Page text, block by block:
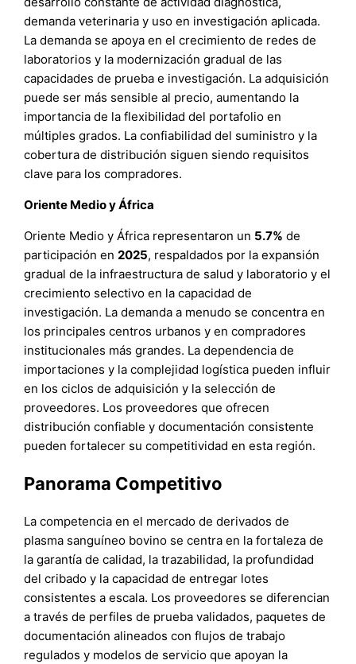
demanda veterinaria y uso en investigación aplicada.
La demanda se apoya en el crecimiento de redes de
laboratorios y la modernización gradual de las
capacidades de prueba e investigación. La adquisición
puede ser más sensible al precio, aumentando la
importancia de la flexibilidad del portafolio en
múltiples grados. La confiabilidad del suministro y la
cobertura de distribución siguen siendo requisitos
clave para los compradores.
Oriente Medio y África
Oriente Medio y África representaron un 5.7% de
participación en 2025, respaldados por la expansión
gradual de la infraestructura de salud y laboratorio y el
crecimiento selectivo en la capacidad de
investigación. La demanda a menudo se concentra en
los principales centros urbanos y en compradores
institucionales más grandes. La dependencia de
importaciones y la complejidad logística pueden influir
en los ciclos de adquisición y la selección de
proveedores. Los proveedores que ofrecen
distribución confiable y documentación consistente
pueden fortalecer su competitividad en esta región.
Panorama Competitivo
La competencia en el mercado de derivados de
plasma sanguíneo bovino se centra en la fortaleza de
la garantía de calidad, la trazabilidad, la profundidad
del cribado y la capacidad de entregar lotes
consistentes a escala. Los proveedores se diferencian
a través de perfiles de prueba validados, paquetes de
documentación alineados con flujos de trabajo
regulados y modelos de servicio que apoyan la